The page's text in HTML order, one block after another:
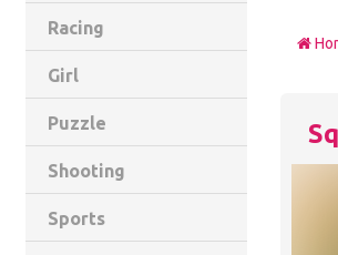
Racing
Girl
Puzzle
Shooting
Sports